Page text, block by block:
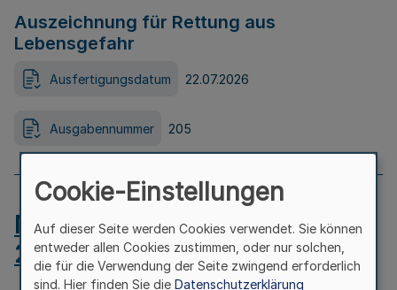
Auszeichnung für Rettung aus
Lebensgefahr
Ausfertigungsdatum 22.07.2026
Ausgabennummer 205
MB.NRW 2026 Nr. 204 vom
24.07.2026
Cookie-Einstellungen
Auf dieser Seite werden Cookies verwendet. Sie können
entweder allen Cookies zustimmen, oder nur solchen,
die für die Verwendung der Seite zwingend erforderlich
sind. Hier finden Sie die Datenschutzerklärung